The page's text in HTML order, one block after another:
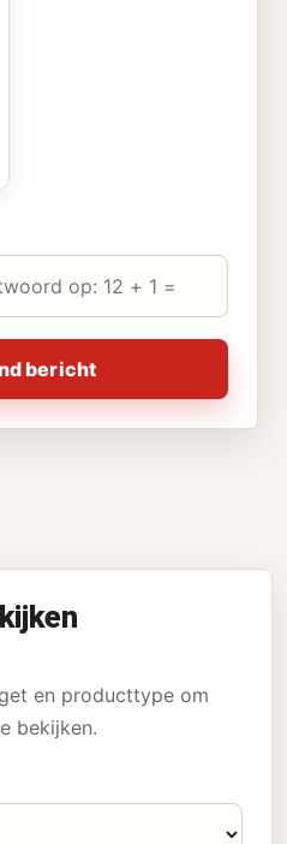
bericht
en producttype om
bekijken.